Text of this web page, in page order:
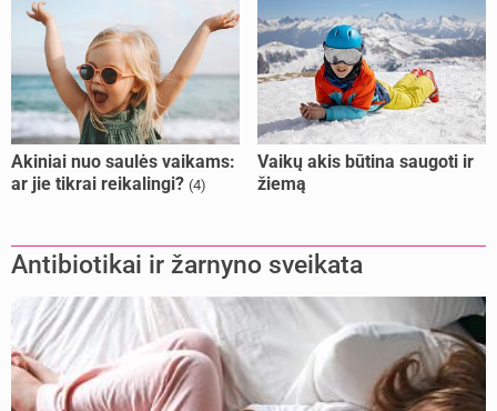
Akiniai nuo saulės vaikams:
ar jie tikrai reikalingi? (4)
Vaikų akis būtina saugoti ir
žiemą
Antibiotikai ir žarnyno sveikata